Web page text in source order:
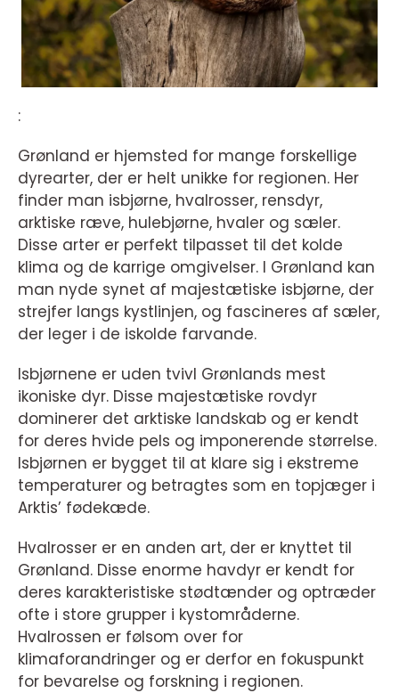
:
Grønland er hjemsted for mange forskellige
dyrearter, der er helt unikke for regionen. Her
finder man isbjørne, hvalrosser, rensdyr,
arktiske ræve, hulebjørne, hvaler og sæler.
Disse arter er perfekt tilpasset til det kolde
klima og de karrige omgivelser. I Grønland kan
man nyde synet af majestætiske isbjørne, der
strejfer langs kystlinjen, og fascineres af sæler,
der leger i de iskolde farvande.
Isbjørnene er uden tvivl Grønlands mest
ikoniske dyr. Disse majestætiske rovdyr
dominerer det arktiske landskab og er kendt
for deres hvide pels og imponerende størrelse.
Isbjørnen er bygget til at klare sig i ekstreme
temperaturer og betragtes som en topjæger i
Arktis’ fødekæde.
Hvalrosser er en anden art, der er knyttet til
Grønland. Disse enorme havdyr er kendt for
deres karakteristiske stødtænder og optræder
ofte i store grupper i kystområderne.
Hvalrossen er følsom over for
klimaforandringer og er derfor en fokuspunkt
for bevarelse og forskning i regionen.